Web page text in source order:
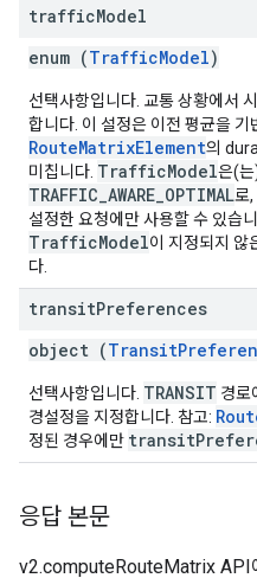
trafficModel
enum (TrafficModel)
선택사항입니다. 교통 상황에서
합니다. 이 설정은 이전 평균을
RouteMatrixElement의
미칩니다. TrafficModel은(는
TRAFFIC_AWARE_OPTIMAL로,
설정한 요청에만 사용할 수 있습
TrafficModel이 지정되지 않
다.
transitPreferences
object (
선택사항입니다. TRANSIT 경로
경설정을 지정합니다. 참고:
정된 경우에만
응답 본문
v2.computeRouteMatrix API